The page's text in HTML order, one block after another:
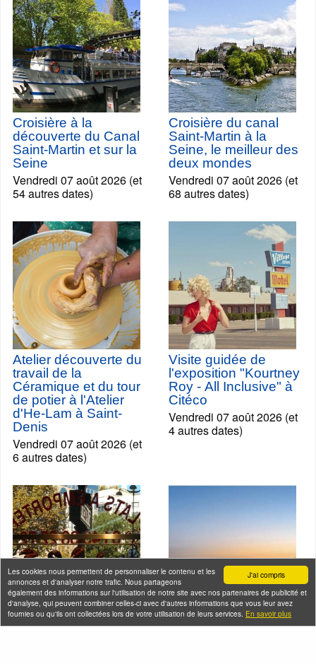
J'ai compris
Les cookies nous permettent de personnaliser le contenu et les
annonces et d'analyser notre trafic. Nous partageons
également des informations sur l'utilisation de notre site avec nos partenaires de publicité et
d'analyse, qui peuvent combiner celles-ci avec d'autres informations que vous leur avez
fournies ou qu'ils ont collectées lors de votre utilisation de leurs services. En savoir plus
Croisière à la
découverte du Canal
Saint-Martin et sur la
Seine
Vendredi 07 août 2026 (et
54 autres dates)
Croisière du canal
Saint-Martin à la
Seine, le meilleur des
deux mondes
Vendredi 07 août 2026 (et
68 autres dates)
Atelier découverte du
travail de la
Céramique et du tour
de potier à l'Atelier
d'He-Lam à Saint-
Denis
Vendredi 07 août 2026 (et
6 autres dates)
Visite guidée de
l'exposition "Kourtney
Roy - All Inclusive" à
Citéco
Vendredi 07 août 2026 (et
4 autres dates)
Balade-Déjeuner ou
Croisière Happy Hour